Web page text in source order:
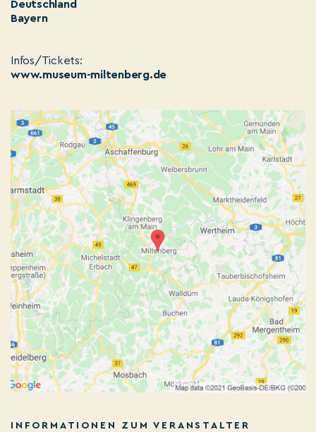
Deutschland
Bayern
Infos/Tickets:
www.museum-miltenberg.de
INFORMATIONEN ZUM VERANSTALTER